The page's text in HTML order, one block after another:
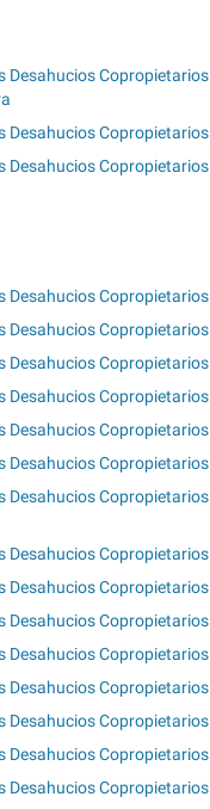
Desahucios
Desahucios
Desahucios
Desahucios
Desahucios
Desahucios
Desahucios
Desahucios
Desahucios
Desahucios
Desahucios Copropietarios
Desahucios Copropietarios
Desahucios
Desahucios Copropietarios
Desahucios Copropietarios
Desahucios
Desahucios
Desahucios